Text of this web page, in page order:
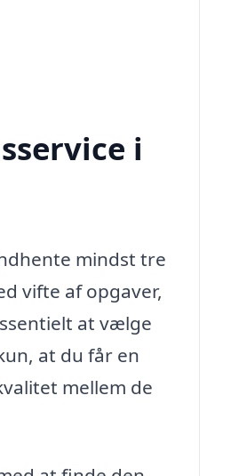
i
mindst tre
vifte af opgaver,
at vælge
at du får en
mellem de